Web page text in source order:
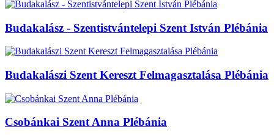
Budakalász - Szentistvántelepi Szent István Plébánia
Budakalászi Szent Kereszt Felmagasztalása Plébánia
Csobánkai Szent Anna Plébánia